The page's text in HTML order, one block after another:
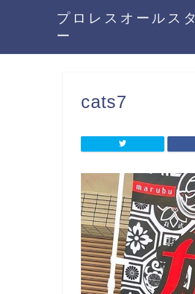
プロレスオールスタ
ー
cats7